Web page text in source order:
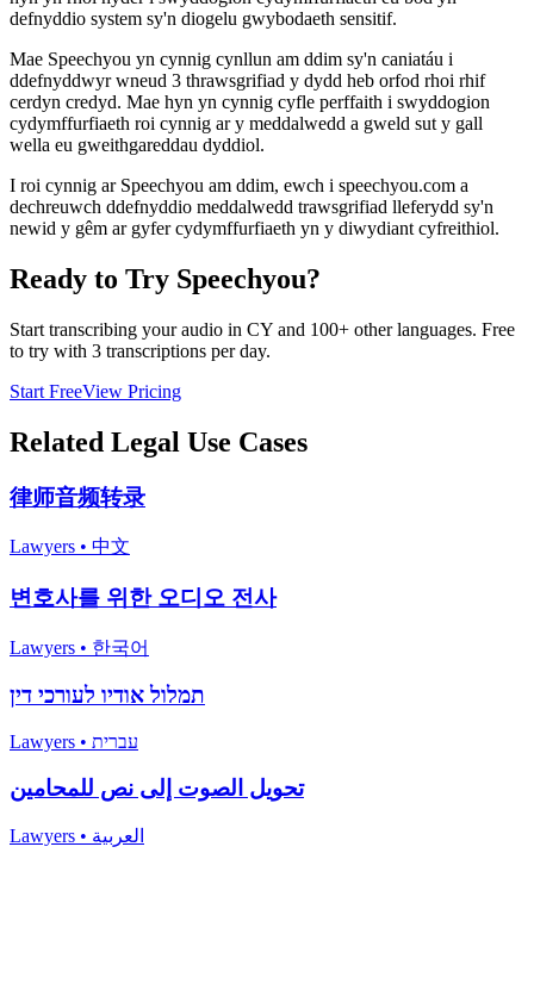
defnyddio system sy'n diogelu gwybodaeth sensitif.
Mae Speechyou yn cynnig cynllun am ddim sy'n caniatáu i
ddefnyddwyr wneud 3 thrawsgrifiad y dydd heb orfod rhoi rhif
cerdyn credyd. Mae hyn yn cynnig cyfle perffaith i swyddogion
cydymffurfiaeth roi cynnig ar y meddalwedd a gweld sut y gall
wella eu gweithgareddau dyddiol.
I roi cynnig ar Speechyou am ddim, ewch i speechyou.com a
dechreuwch ddefnyddio meddalwedd trawsgrifiad lleferydd sy'n
newid y gêm ar gyfer cydymffurfiaeth yn y diwydiant cyfreithiol.
Ready to Try Speechyou?
Start transcribing your audio in CY and 100+ other languages. Free
to try with 3 transcriptions per day.
Start FreeView Pricing
Related Legal Use Cases
律师音频转录
Lawyers • 中文
변호사를 위한 오디오 전사
Lawyers • 한국어
תמלול אודיו לעורכי דין
Lawyers • עברית
تحويل الصوت إلى نص للمحامين
Lawyers • العربية